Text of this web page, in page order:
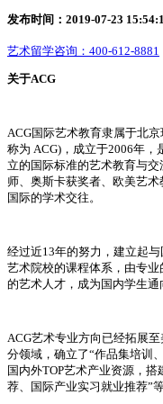
发布时间：2019-07-23
艺术留学咨询： 400-612-8881
关于ACG
ACG国际艺术教育隶属于北
称为 ACG)，成立于2006年
立的国际标准的艺术教育与
师、奥斯卡获奖者、欧美艺
国际的学术交往。
经过近13年的努力，建立起
艺术院校的课程体系，由专
的艺术人才，成为国内学生通
ACG艺术专业方向已经拓展
分领域，确立了“作品集培训
国内外TOP艺术产业资源，
荐、国际产业实习就业推荐”